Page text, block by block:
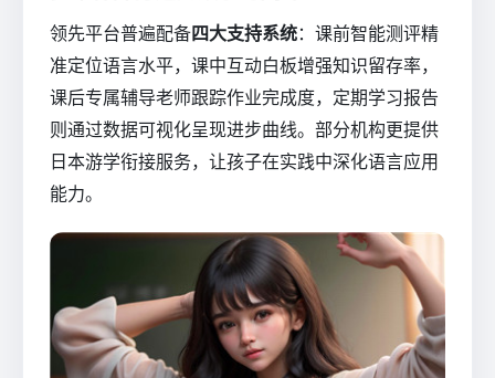
领先平台普遍配备四大支持系统：课前智能测评精
准定位语言水平，课中互动白板增强知识留存率，
课后专属辅导老师跟踪作业完成度，定期学习报告
则通过数据可视化呈现进步曲线。部分机构更提供
日本游学衔接服务，让孩子在实践中深化语言应用
能力。